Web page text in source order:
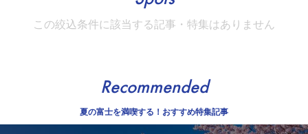
この絞込条件に該当する記事・特集はありません
Recommended
夏の富士を満喫する！おすすめ特集記事